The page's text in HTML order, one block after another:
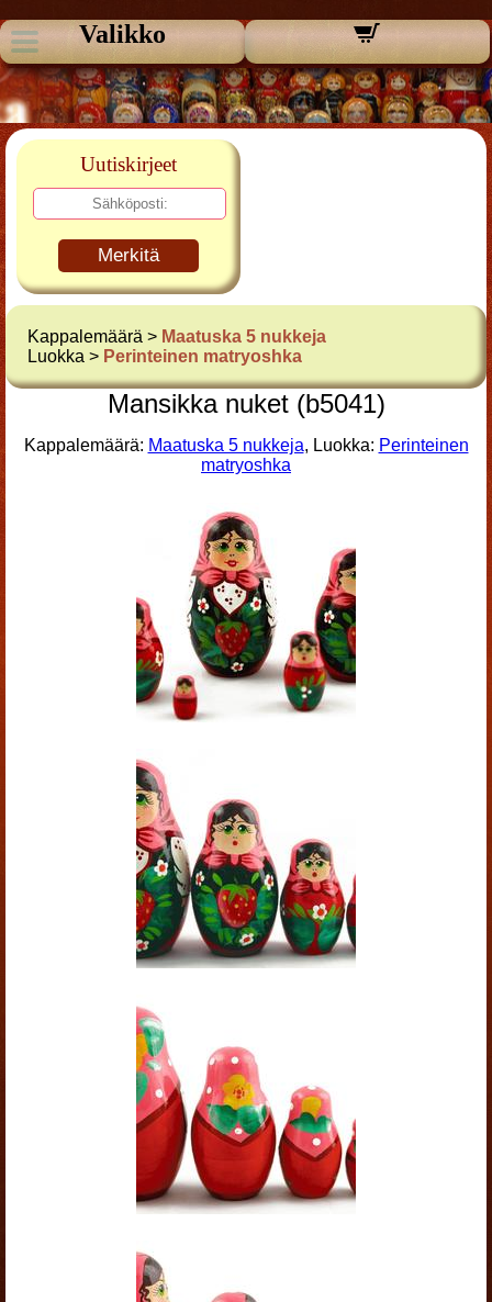
Valikko
Uutiskirjeet
Merkitä
Kappalemäärä > Maatuska 5 nukkeja
Luokka > Perinteinen matryoshka
Mansikka nuket (b5041)
Kappalemäärä: Maatuska 5 nukkeja, Luokka: Perinteinen
matryoshka